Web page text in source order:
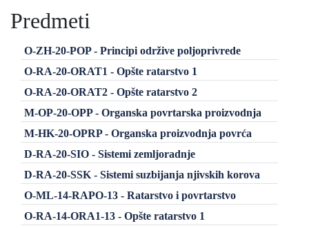
Predmeti
O-ZH-20-POP - Principi održive poljoprivrede
O-RA-20-ORAT1 - Opšte ratarstvo 1
O-RA-20-ORAT2 - Opšte ratarstvo 2
M-OP-20-OPP - Organska povrtarska proizvodnja
M-HK-20-OPRP - Organska proizvodnja povrća
D-RA-20-SIO - Sistemi zemljoradnje
D-RA-20-SSK - Sistemi suzbijanja njivskih korova
O-ML-14-RAPO-13 - Ratarstvo i povrtarstvo
O-RA-14-ORA1-13 - Opšte ratarstvo 1